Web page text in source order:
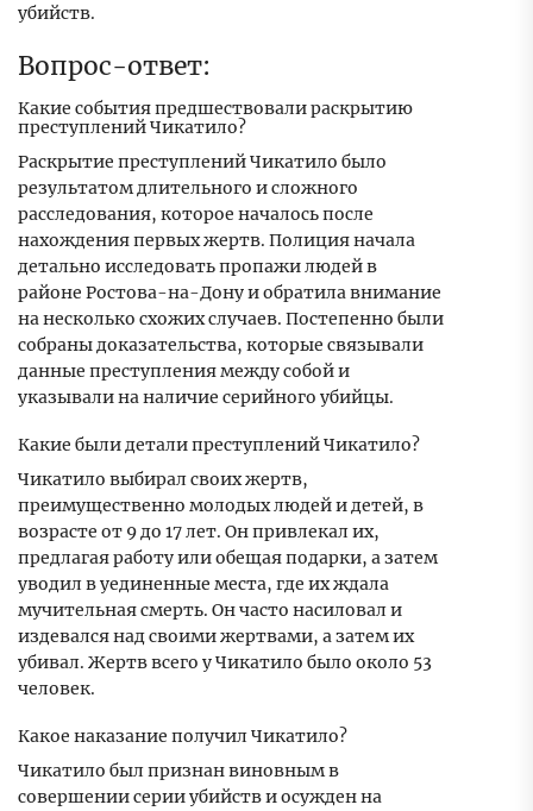
убийств.
Вопрос-ответ:
Какие события предшествовали раскрытию
преступлений Чикатило?
Раскрытие преступлений Чикатило было
результатом длительного и сложного
расследования, которое началось после
нахождения первых жертв. Полиция начала
детально исследовать пропажи людей в
районе Ростова-на-Дону и обратила внимание
на несколько схожих случаев. Постепенно были
собраны доказательства, которые связывали
данные преступления между собой и
указывали на наличие серийного убийцы.
Какие были детали преступлений Чикатило?
Чикатило выбирал своих жертв,
преимущественно молодых людей и детей, в
возрасте от 9 до 17 лет. Он привлекал их,
предлагая работу или обещая подарки, а затем
уводил в уединенные места, где их ждала
мучительная смерть. Он часто насиловал и
издевался над своими жертвами, а затем их
убивал. Жертв всего у Чикатило было около 53
человек.
Какое наказание получил Чикатило?
Чикатило был признан виновным в
совершении серии убийств и осужден на